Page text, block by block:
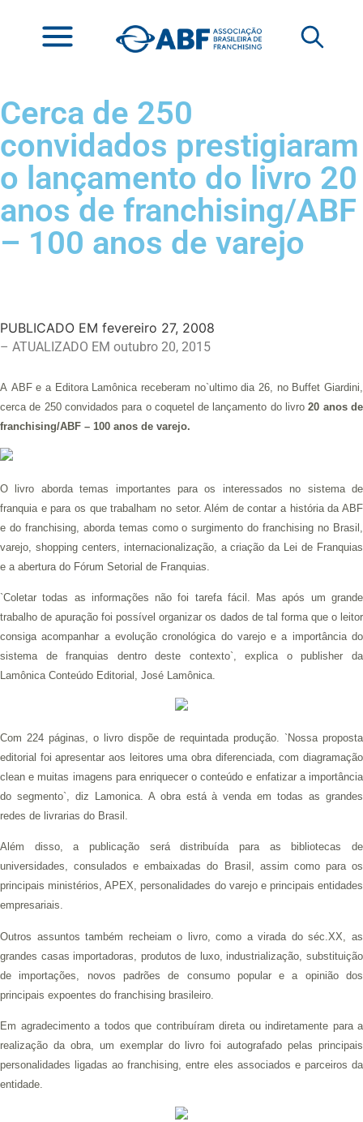
Cerca de 250
convidados prestigiaram
o lançamento do livro 20
anos de franchising/ABF
– 100 anos de varejo
PUBLICADO EM fevereiro 27, 2008
– ATUALIZADO EM outubro 20, 2015
A ABF e a Editora Lamônica receberam no`ultimo dia 26, no Buffet Giardini,
cerca de 250 convidados para o coquetel de lançamento do livro20 anos de
franchising/ABF – 100 anos de varejo.
O livro aborda temas importantes para os interessados no sistema de
franquia e para os que trabalham no setor. Além de contar a história da ABF
e do franchising, aborda temas como o surgimento do franchising no Brasil,
varejo, shopping centers, internacionalização, a criação da Lei de Franquias
e a abertura do Fórum Setorial de Franquias.
`Coletar todas as informações não foi tarefa fácil. Mas após um grande
trabalho de apuração foi possível organizar os dados de tal forma que o leitor
consiga acompanhar a evolução cronológica do varejo e a importância do
sistema de franquias dentro deste contexto`, explica o publisher da
Lamônica Conteúdo Editorial, José Lamônica.
Com 224 páginas, o livro dispõe de requintada produção. `Nossa proposta
editorial foi apresentar aos leitores uma obra diferenciada, com diagramação
clean e muitas imagens para enriquecer o conteúdo e enfatizar a importância
do segmento`, diz Lamonica. A obra está à venda em todas as grandes
redes de livrarias do Brasil.
Além disso, a publicação será distribuída para as bibliotecas de
universidades, consulados e embaixadas do Brasil, assim como para os
principais ministérios, APEX, personalidades do varejo e principais entidades
empresariais.
Outros assuntos também recheiam o livro, como a virada do séc.XX, as
grandes casas importadoras, produtos de luxo, industrialização, substituição
de importações, novos padrões de consumo popular e a opinião dos
principais expoentes do franchising brasileiro.
Em agradecimento a todos que contribuíram direta ou indiretamente para a
realização da obra, um exemplar do livro foi autografado pelas principais
personalidades ligadas ao franchising, entre eles associados e parceiros da
entidade.